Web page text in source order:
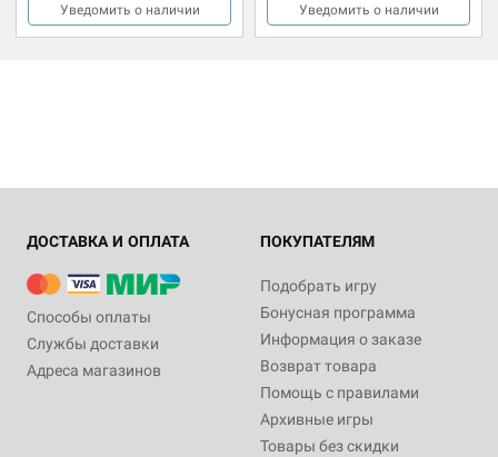
Уведомить о наличии Уведомить о наличии
ДОСТАВКА И ОПЛАТА
Способы оплаты
Службы доставки
Адреса магазинов
ПОКУПАТЕЛЯМ
Подобрать игру
Бонусная программа
Информация о заказе
Возврат товара
Помощь с правилами
Архивные игры
Товары без скидки